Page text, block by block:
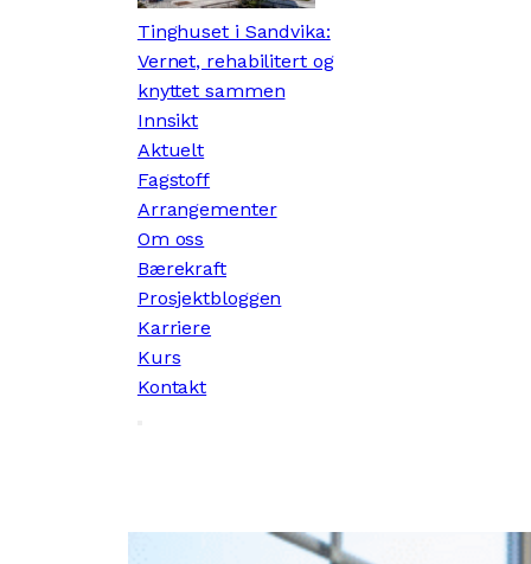
Tinghuset i Sandvika:
Vernet, rehabilitert og
knyttet sammen
Innsikt
Aktuelt
Fagstoff
Arrangementer
Om oss
Bærekraft
Prosjektbloggen
Karriere
Kurs
Kontakt